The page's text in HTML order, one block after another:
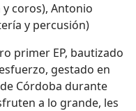
coros), Antonio
y percusión)
primer EP, bautizado
gestado en
Córdoba durante
a lo grande, les